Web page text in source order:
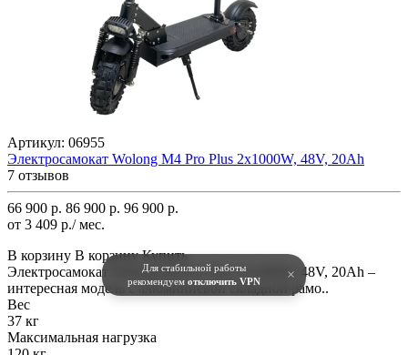
Для стабильной работы
рекомендуем отключить VPN ×
Артикул: 06955
Электросамокат Wolong M4 Pro Plus 2x1000W, 48V, 20Ah
7 отзывов
66 900 р. 86 900 р. 96 900 р.
от 3 409 р./ мес.
В корзину В корзину Купить
Электросамокат Wolong M4 Pro Plus 2x1000W, 48V, 20Ah –
интересная модель с алюминиевой складной рамо..
Вес
37 кг
Максимальная нагрузка